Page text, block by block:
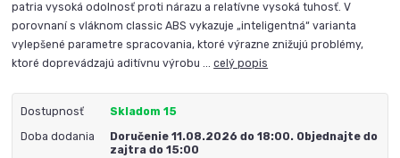
patria vysoká odolnosť proti nárazu a relatívne vysoká tuhosť. V
porovnaní s vláknom classic ABS vykazuje „inteligentná“ varianta
vylepšené parametre spracovania, ktoré výrazne znižujú problémy,
ktoré doprevádzajú aditívnu výrobu ...celý popis
Dostupnosť Skladom 15
Doba dodania
Doručenie 11.08.2026 do 18:00. Objednajte do
zajtra do 15:00